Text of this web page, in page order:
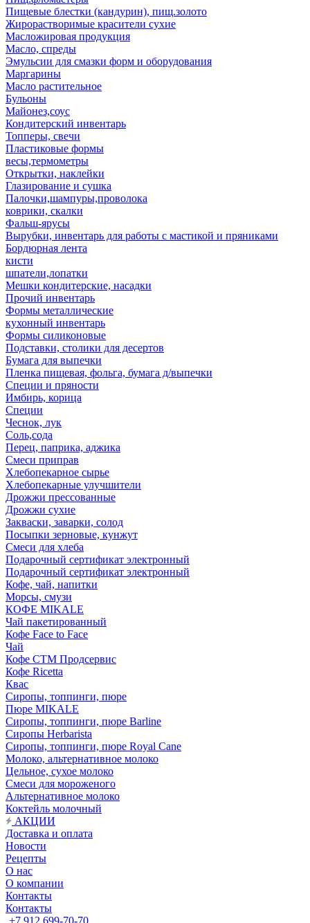
Пищевые блестки (кандурин), пищ.золото
Жирорастворимые красители сухие
Масложировая продукция
Масло, спреды
Эмульсии для смазки форм и оборудования
Маргарины
Масло растительное
Бульоны
Майонез,соус
Кондитерский инвентарь
Топперы, свечи
Пластиковые формы
весы,термометры
Открытки, наклейки
Глазирование и сушка
Палочки,шампуры,проволока
коврики, скалки
Фальш-ярусы
Вырубки, инвентарь для работы с мастикой и пряниками
Бордюрная лента
кисти
шпатели,лопатки
Мешки кондитерские, насадки
Прочий инвентарь
Формы металлические
кухонный инвентарь
Формы силиконовые
Подставки, столики для десертов
Бумага для выпечки
Пленка пищевая, фольга, бумага д/выпечки
Специи и пряности
Имбирь, корица
Специи
Чеснок, лук
Соль,сода
Перец, паприка, аджика
Смеси приправ
Хлебопекарное сырье
Хлебопекарные улучшители
Дрожжи прессованные
Дрожжи сухие
Закваски, заварки, солод
Посыпки зерновые, кунжут
Смеси для хлеба
Подарочный сертификат электронный
Подарочный сертификат электронный
Кофе, чай, напитки
Морсы, смузи
КОФЕ MIKALE
Чай пакетированный
Кофе Face to Face
Чай
Кофе СТМ Продсервис
Кофе Ricetta
Квас
Сиропы, топпинги, пюре
Пюре MIKALE
Сиропы, топпинги, пюре Barline
Сиропы Herbarista
Сиропы, топпинги, пюре Royal Cane
Молоко, альтернативное молоко
Цельное, сухое молоко
Смеси для мороженого
Альтернативное молоко
Коктейль молочный
АКЦИИ
Доставка и оплата
Новости
Рецепты
О нас
О компании
Контакты
Контакты
+7 912 699-70-70